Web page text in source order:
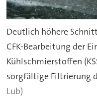
Deutlich höhere
CFK-Bearbeitung der
Kühlschmierstoffen
sorgfältige Filtrierung
Lub)